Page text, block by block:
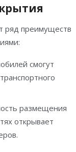
ряд преимуществ
смогут
размещения
открывает